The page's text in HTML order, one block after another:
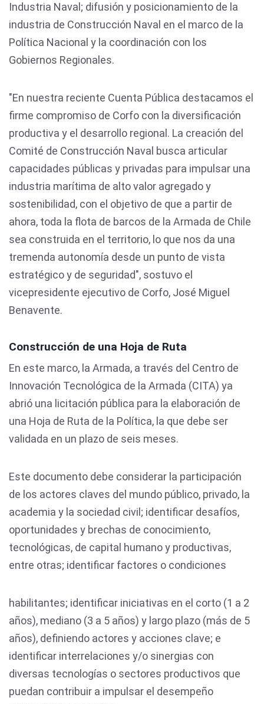
Industria Naval; difusión y posicionamiento de la
industria de Construcción Naval en el marco de la
Política Nacional y la coordinación con los
Gobiernos Regionales.
"En nuestra reciente Cuenta Pública destacamos el
firme compromiso de Corfo con la diversificación
productiva y el desarrollo regional. La creación del
Comité de Construcción Naval busca articular
capacidades públicas y privadas para impulsar una
industria marítima de alto valor agregado y
sostenibilidad, con el objetivo de que a partir de
ahora, toda la flota de barcos de la Armada de Chile
sea construida en el territorio, lo que nos da una
tremenda autonomía desde un punto de vista
estratégico y de seguridad", sostuvo el
vicepresidente ejecutivo de Corfo, José Miguel
Benavente.
Construcción de una Hoja de Ruta
En este marco, la Armada, a través del Centro de
Innovación Tecnológica de la Armada (CITA) ya
abrió una licitación pública para la elaboración de
una Hoja de Ruta de la Política, la que debe ser
validada en un plazo de seis meses.
Este documento debe considerar la participación
de los actores claves del mundo público, privado, la
academia y la sociedad civil; identificar desafíos,
oportunidades y brechas de conocimiento,
tecnológicas, de capital humano y productivas,
entre otras; identificar factores o condiciones
habilitantes; identificar iniciativas en el corto (1 a 2
años), mediano (3 a 5 años) y largo plazo (más de 5
años), definiendo actores y acciones clave; e
identificar interrelaciones y/o sinergias con
diversas tecnologías o sectores productivos que
puedan contribuir a impulsar el desempeño